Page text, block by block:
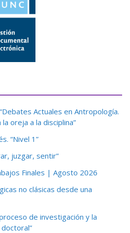
Actuales en Antropología.
oreja a la disciplina”
“Nivel 1”
juzgar, sentir”
Finales | Agosto 2026
no clásicas desde una
de investigación y la